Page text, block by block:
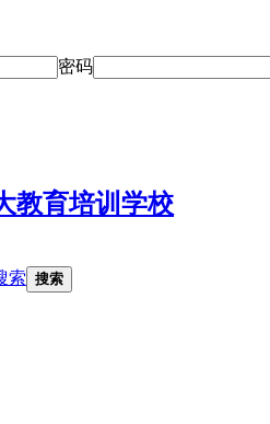
密码
索 搜索